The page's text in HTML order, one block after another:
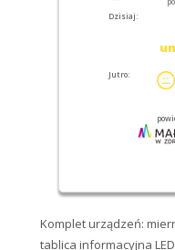
Komplet urządzeń:
tablica informacyjna